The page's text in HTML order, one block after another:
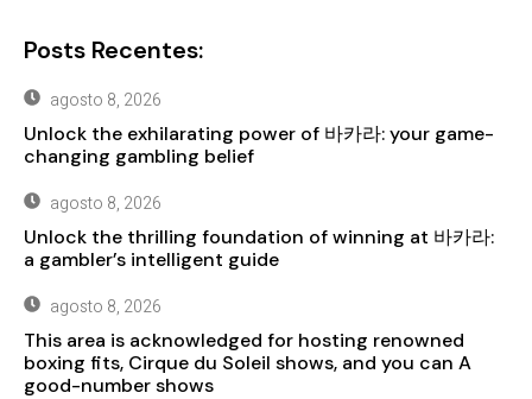
Posts Recentes:
agosto 8, 2026
Unlock the exhilarating power of 바카라: your game-
changing gambling belief
agosto 8, 2026
Unlock the thrilling foundation of winning at 바카라:
a gambler’s intelligent guide
agosto 8, 2026
This area is acknowledged for hosting renowned
boxing fits, Cirque du Soleil shows, and you can A
good-number shows